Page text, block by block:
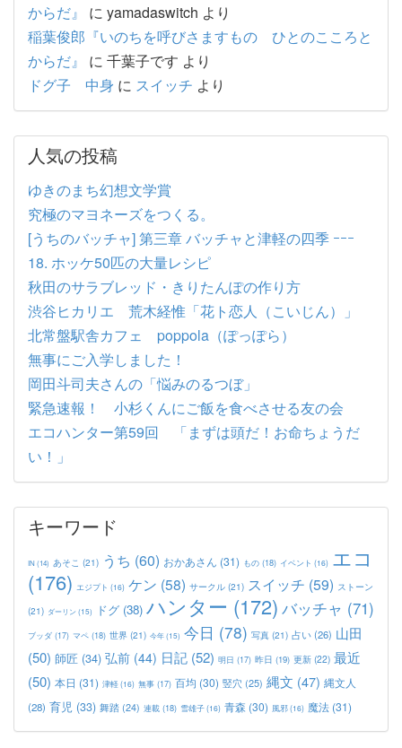
からだ』
に yamadaswitch より
稲葉俊郎『いのちを呼びさますもの ひとのこころと
からだ』
に 千葉子です より
ドグ子 中身 に スイッチ より
人気の投稿
ゆきのまち幻想文学賞
究極のマヨネーズをつくる。
[うちのバッチャ] 第三章 バッチャと津軽の四季 ｰｰｰ
18. ホッケ50匹の大量レシピ
秋田のサラブレッド・きりたんぽの作り方
渋谷ヒカリエ 荒木経惟「花ト恋人（こいじん）」
北常盤駅舎カフェ poppola（ぽっぽら）
無事にご入学しました！
岡田斗司夫さんの「悩みのるつぼ」
緊急速報！ 小杉くんにご飯を食べさせる友の会
エコハンター第59回 「まずは頭だ！お命ちょうだ
い！」
キーワード
IN(14) あそこ (21) うち (60) おかあさん (31) もの (18) イベント (16) エコ
(176) エジプト (16) ケン (58) サークル (21) スイッチ (59) ストーン
(21) ダーリン(15) ドグ (38) ハンター (172) バッチャ (71)
ブッダ (17) マペ (18) 世界 (21) 今年(15) 今日 (78) 写真 (21) 占い(26) 山田
(50) 師匠 (34) 弘前 (44) 日記 (52) 明日 (17) 昨日 (19) 更新 (22) 最近
(50) 本日 (31) 津軽(16) 無事 (17) 百均 (30) 竪穴 (25) 縄文 (47) 縄文人
(28) 育児 (33) 舞踏 (24) 連載 (18) 雪雄子(16) 青森 (30) 風邪(16) 魔法 (31)